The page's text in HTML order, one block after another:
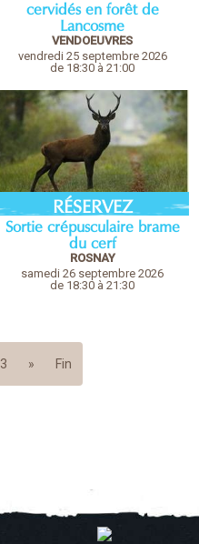
cervidés en forêt de
Lancosme
VENDOEUVRES
vendredi 25 septembre 2026
de 18:30 à 21:00
RÉSERVEZ
Sortie crépusculaire brame
du cerf
ROSNAY
samedi 26 septembre 2026
de 18:30 à 21:30
3 » Fin